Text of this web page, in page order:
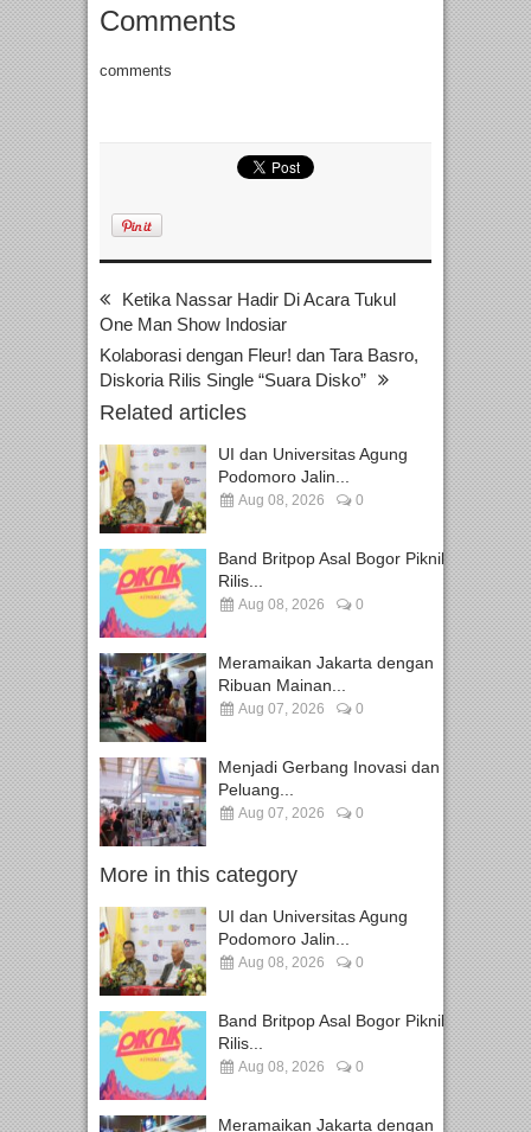
Comments
comments
Ketika Nassar Hadir Di Acara Tukul
One Man Show Indosiar
Kolaborasi dengan Fleur! dan Tara Basro,
Diskoria Rilis Single “Suara Disko”
Related articles
UI dan Universitas Agung
Podomoro Jalin...
Aug 08, 2026 0
Band Britpop Asal Bogor Piknik
Rilis...
Aug 08, 2026 0
Meramaikan Jakarta dengan
Ribuan Mainan...
Aug 07, 2026 0
Menjadi Gerbang Inovasi dan
Peluang...
Aug 07, 2026 0
More in this category
UI dan Universitas Agung
Podomoro Jalin...
Aug 08, 2026 0
Band Britpop Asal Bogor Piknik
Rilis...
Aug 08, 2026 0
Meramaikan Jakarta dengan